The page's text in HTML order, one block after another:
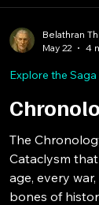
The
Cataclysm
age, every
bones of
Explore the Saga
Belathran
May 22
4